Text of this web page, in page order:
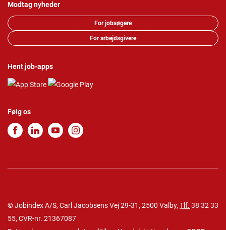
Modtag nyheder
For jobsøgere
For arbejdsgivere
Hent job-apps
Følg os
© Jobindex A/S, Carl Jacobsens Vej 29-31, 2500 Valby, Tlf. 38 32 33
55, CVR-nr. 21367087